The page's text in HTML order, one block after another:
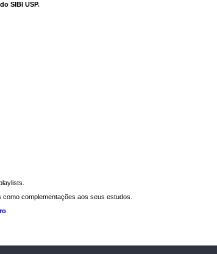
SIBI USP.
complementações aos seus estudos.